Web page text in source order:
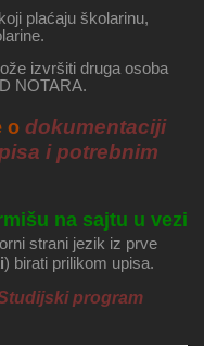
plaćaju školarinu,
izvršiti druga osoba
NOTARA.
o dokumentaciji
i potrebnim
na sajtu u vezi
strani jezik iz prve
) birati prilikom upisa.
program